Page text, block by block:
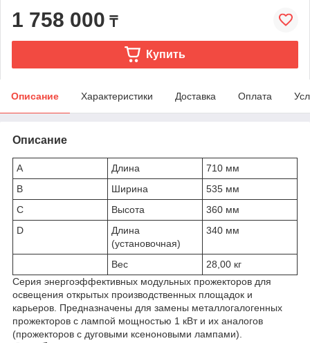
1 758 000 ₸
Купить
Описание Характеристики Доставка Оплата
Описание
A Длина
710 мм
B
Ширина
535 мм
C
Высота
360 мм
D
Длина
(установочная)
340 мм
Вес
28,00 кг
Серия энергоэффективных модульных прожекторов для
освещения открытых производственных площадок и
карьеров. Предназначены для замены металлогалогенных
прожекторов с лампой мощностью 1 кВт и их аналогов
(прожекторов с дуговыми ксеноновыми лампами).